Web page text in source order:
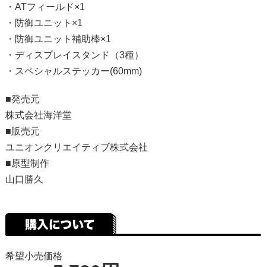
・ATフィールド×1
・防御ユニット×1
・防御ユニット補助棒×1
・ディスプレイスタンド（3種）
・スペシャルステッカー(60mm)
■発売元
株式会社海洋堂
■販売元
ユニオンクリエイティブ株式会社
■原型制作
山口勝久
希望小売価格